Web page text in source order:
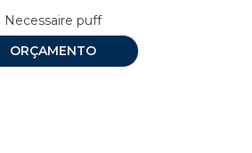
Necessaire puff
ORÇAMENTO